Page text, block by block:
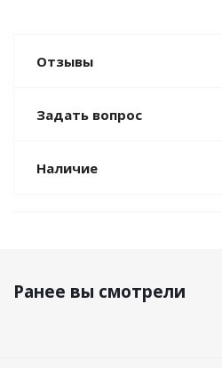
Отзывы
Задать вопрос
Наличие
Ранее вы смотрели